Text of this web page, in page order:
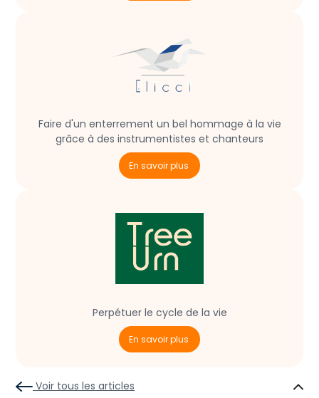
Faire d'un enterrement un bel hommage à la vie
grâce à des instrumentistes et chanteurs
En savoir plus
Perpétuer le cycle de la vie
En savoir plus
Voir tous les articles